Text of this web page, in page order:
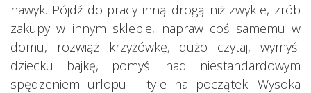
nawyk. Pójdź do pracy inną drogą niż zwykle, zrób
zakupy w innym sklepie, napraw coś samemu w
domu, rozwiąż krzyżówkę, dużo czytaj, wymyśl
dziecku bajkę, pomyśl nad niestandardowym
spędzeniem urlopu - tyle na początek. Wysoka